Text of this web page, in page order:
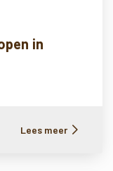
in
Lees meer